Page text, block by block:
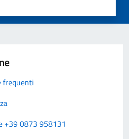
frequenti
+39 0873 958131